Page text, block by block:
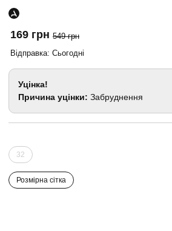
169 грн 549 грн
Відправка: Сьогодні
Уцінка!
Причина уцінки: Забруднення
32
Розмірна сітка